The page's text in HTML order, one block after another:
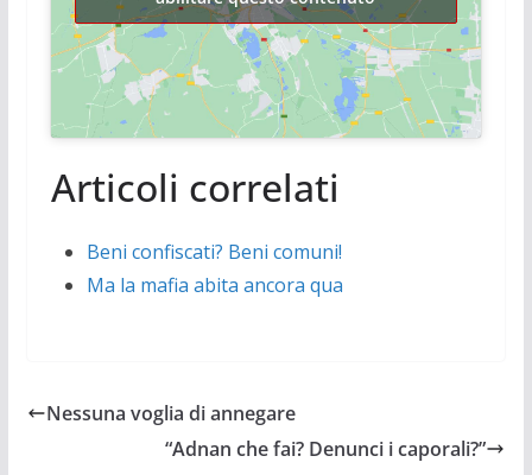
Articoli correlati
Beni confiscati? Beni comuni!
Ma la mafia abita ancora qua
Nessuna voglia di annegare
“Adnan che fai? Denunci i caporali?”